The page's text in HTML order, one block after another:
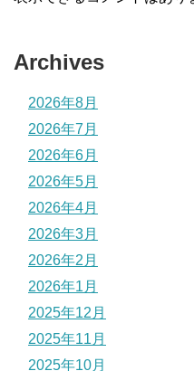
Archives
2026年8月
2026年7月
2026年6月
2026年5月
2026年4月
2026年3月
2026年2月
2026年1月
2025年12月
2025年11月
2025年10月